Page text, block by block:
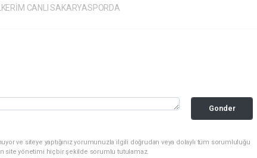
CANLI SAKARYASPORDA
Gonder
ve siteye yaptığınız yorumunuzla ilgili doğrudan veya dolaylı tüm sorumluluğu
site yönetimi hiçbir şekilde sorumlu tutulamaz.